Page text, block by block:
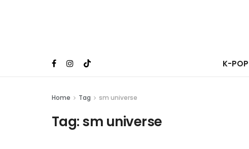
K-POP
Home Tag sm universe
Tag:sm universe